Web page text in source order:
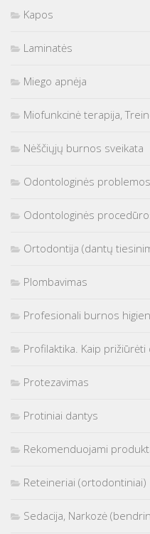
Kapos
Laminatės
Miego apnėja
Miofunkcinė terapija,
Nėščiųjų burnos sveikata
Odontologinės problemos
Odontologinės
Ortodontija (dantų
Plombavimas
Profesionali burnos
Profilaktika. Kaip prižiūrėti
Protezavimas
Protiniai dantys
Rekomenduojami
Reteineriai (ortodontiniai)
Sedacija, Narkozė